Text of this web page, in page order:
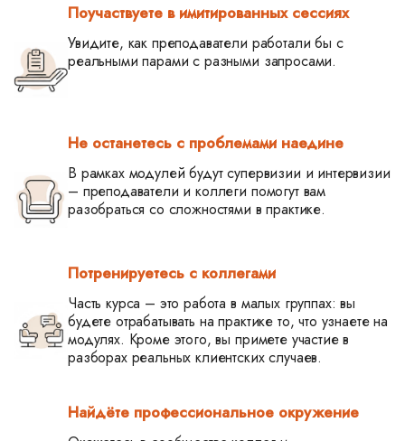
Поучаствуете в имитированных сессиях
Увидите, как преподаватели работали бы с
реальными парами с разными запросами.
Не останетесь с проблемами наедине
В рамках модулей будут супервизии и интервизии
– преподаватели и коллеги помогут вам
разобраться со сложностями в практике.
Потренируетесь с коллегами
Часть курса – это работа в малых группах: вы
будете отрабатывать на практике то, что узнаете на
модулях. Кроме этого, вы примете участие в
разборах реальных клиентских случаев.
Найдёте профессиональное окружение